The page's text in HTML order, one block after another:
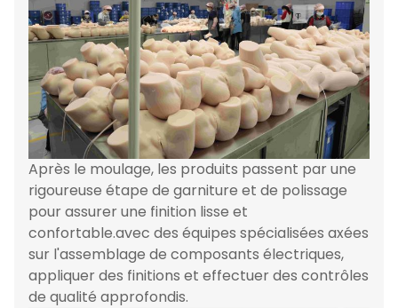
Après le moulage, les produits passent par une
rigoureuse étape de garniture et de polissage
pour assurer une finition lisse et
confortable.avec des équipes spécialisées axées
sur l'assemblage de composants électriques,
appliquer des finitions et effectuer des contrôles
de qualité approfondis.